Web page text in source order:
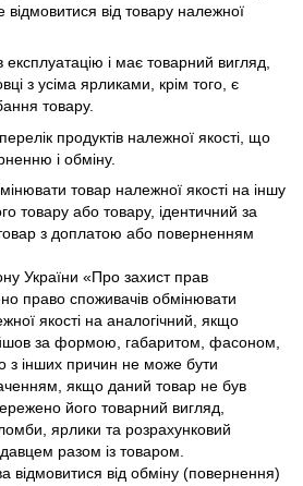
від товару належної
і має товарний вигляд,
з усіма ярликами, крім того, є
товару.
продуктів належної якості, що
і обміну.
товар належної якості на іншу
товару або товару, ідентичний за
з доплатою або поверненням
України «Про захист прав
право споживачів обмінювати
якості на аналогічний, якщо
за формою, габаритом, фасоном,
з інших причин не може бути
якщо даний товар не був
його товарний вигляд,
ярлики та розрахунковий
разом із товаром.
відмовитися від обміну (повернення)